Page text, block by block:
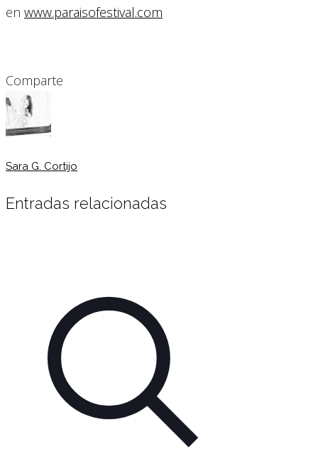
en www.paraisofestival.com
Comparte
Sara G. Cortijo
Entradas relacionadas